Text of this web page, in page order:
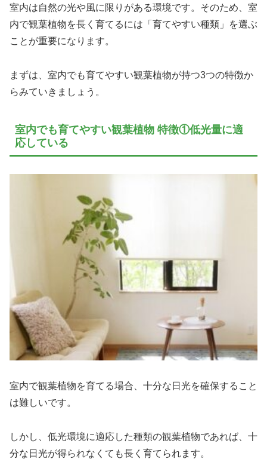
室内は自然の光や風に限りがある環境です。そのため、室
内で観葉植物を長く育てるには「育てやすい種類」を選ぶ
ことが重要になります。
まずは、室内でも育てやすい観葉植物が持つ3つの特徴か
らみていきましょう。
室内でも育てやすい観葉植物 特徴①低光量に適
応している
室内で観葉植物を育てる場合、十分な日光を確保すること
は難しいです。
しかし、低光環境に適応した種類の観葉植物であれば、十
分な日光が得られなくても長く育てられます。